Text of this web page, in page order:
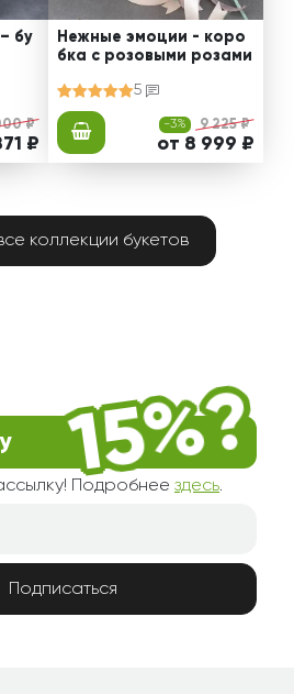
бу
₽
₽
Нежные эмоции - коро
бка с розовыми розами
5
-3% 9 225 ₽
от 8 999 ₽
коллекции букетов
Подробнее здесь.
Подписаться